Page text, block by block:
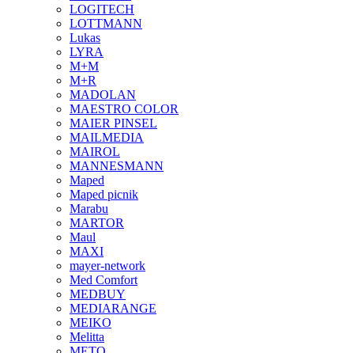
LOGITECH
LOTTMANN
Lukas
LYRA
M+M
M+R
MADOLAN
MAESTRO COLOR
MAIER PINSEL
MAILMEDIA
MAIROL
MANNESMANN
Maped
Maped picnik
Marabu
MARTOR
Maul
MAXI
mayer-network
Med Comfort
MEDBUY
MEDIARANGE
MEIKO
Melitta